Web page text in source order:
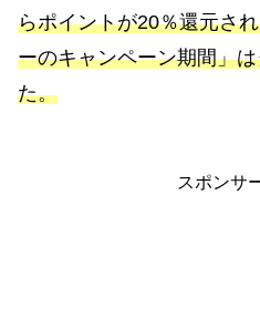
らポイントが20％還元さ
ーのキャンペーン期間」
た。
スポンサ